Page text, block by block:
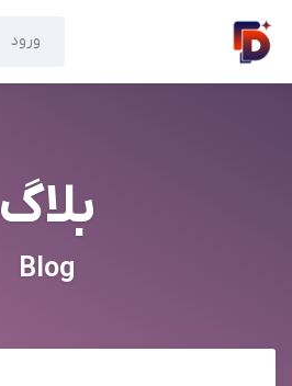
ورود
بلاگ
Blog